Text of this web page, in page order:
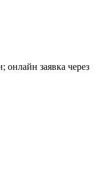
заявка через